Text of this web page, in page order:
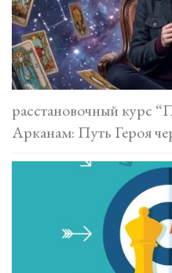
расстановочный курс
Арканам: Путь Героя